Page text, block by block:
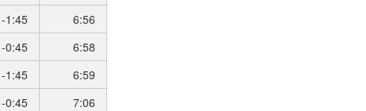
-1:45
6:56
-0:45
6:58
-1:45
6:59
-0:45
7:06